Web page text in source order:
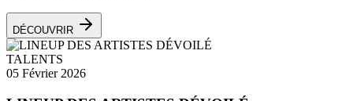
DÉCOUVRIR
TALENTS
05 Février 2026